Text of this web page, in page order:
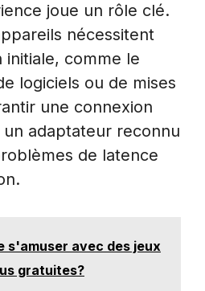
joue un rôle clé.
nécessitent
initiale, comme le
logiciels ou de mises
une connexion
un adaptateur reconnu
de latence
s'amuser avec des jeux
gratuites?